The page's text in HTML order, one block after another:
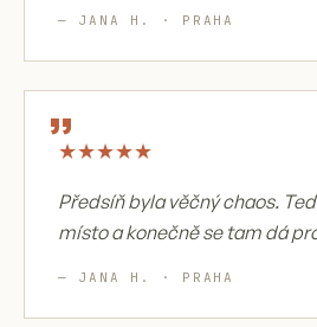
— JANA H. · PRAHA
„
★★★★★
Předsíň byla věčný chaos.
místo a konečně se tam dá
— JANA H. · PRAHA